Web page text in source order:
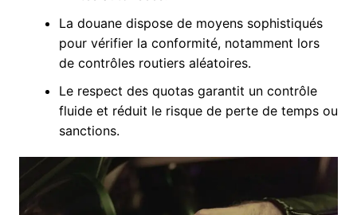
La douane dispose de moyens sophistiqués
pour vérifier la conformité, notamment lors
de contrôles routiers aléatoires.
Le respect des quotas garantit un contrôle
fluide et réduit le risque de perte de temps ou
sanctions.